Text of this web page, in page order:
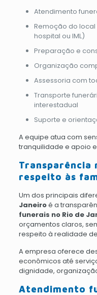
Atendimento
Remoção do
hospital ou IML)
Preparação e
Organização
Assessoria com
Transporte
interestadual
Suporte e
A equipe atua com
tranquilidade e apoio
Transparência
respeito às
Um dos principais
Janeiroé a
funerais no Rio de
orçamentos claros,
respeito à realidade
A empresa oferece
econômicos até
dignidade,
Atendimento